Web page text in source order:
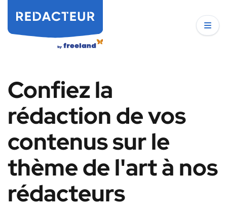
Confiez la
rédaction de vos
contenus sur le
thème de l'art à nos
rédacteurs